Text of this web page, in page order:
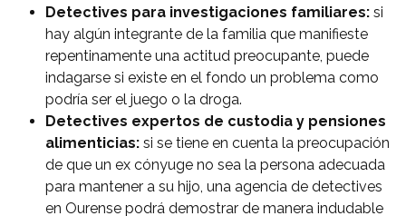
Detectives para investigaciones familiares: si
hay algún integrante de la familia que manifieste
repentinamente una actitud preocupante, puede
indagarse si existe en el fondo un problema como
podría ser el juego o la droga.
Detectives expertos de custodia y pensiones
alimenticias: si se tiene en cuenta la preocupación
de que un ex cónyuge no sea la persona adecuada
para mantener a su hijo, una agencia de detectives
en Ourense podrá demostrar de manera indudable
¿Qué tipo de caso quieres investigar?